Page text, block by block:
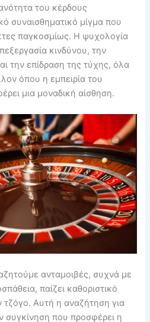
του κέρδους
συναισθηματικό μίγμα που
παγκοσμίως. Η ψυχολογία
κινδύνου, την
την επίδραση της τύχης, όλα
όπου η εμπειρία του
μια μοναδική αίσθηση.
ανταμοιβές, συχνά με
παίζει καθοριστικό
Αυτή η αναζήτηση για
συγκίνηση που προσφέρει η